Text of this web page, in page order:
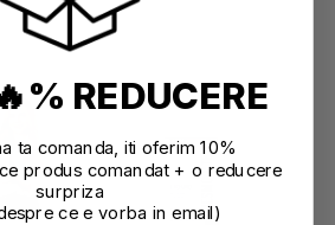
REDUCERE
ta comanda, iti oferim 10%
produs comandat + o reducere
surpriza
ce e vorba in email)